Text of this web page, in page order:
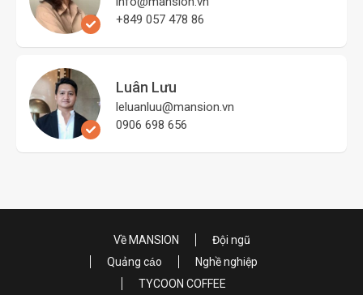
+849 057 478 86
Luân Lưu
leluanluu@mansion.vn
0906 698 656
Về MANSION
Đội ngũ
Quảng cáo
Nghề nghiệp
TYCOON COFFEE